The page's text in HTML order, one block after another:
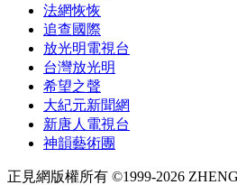
法網恢恢
追查國際
放光明電視台
台灣放光明
希望之聲
大紀元新聞網
新唐人電視台
神韻藝術團
正見網版權所有 ©1999-2026